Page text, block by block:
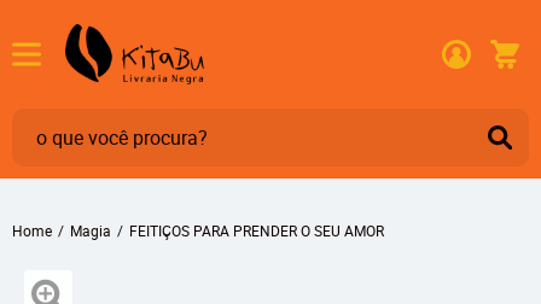
Home Magia FEITIÇOS PARA PRENDER O SEU AMOR